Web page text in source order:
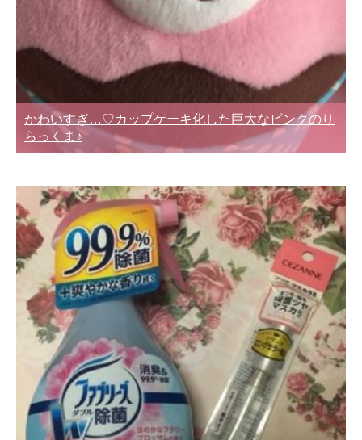
かわいすぎ…♡カップケーキ化した巨大なピンクのり
らっくま♪